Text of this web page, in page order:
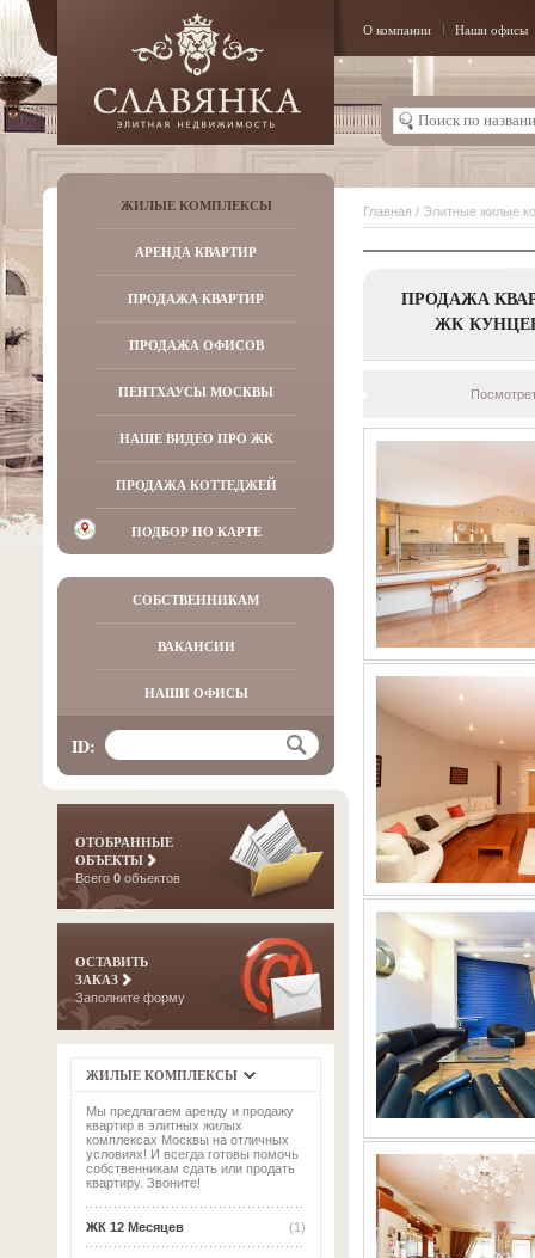
О компании Наши офисы
ЖИЛЫЕ КОМПЛЕКСЫ
АРЕНДА КВАРТИР
ПРОДАЖА КВАРТИР
ПРОДАЖА ОФИСОВ
ПЕНТХАУСЫ МОСКВЫ
НАШЕ ВИДЕО ПРО ЖК
ПРОДАЖА КОТТЕДЖЕЙ
ПОДБОР ПО КАРТЕ
СОБСТВЕННИКАМ
ВАКАНСИИ
НАШИ ОФИСЫ
ID:
ОТОБРАННЫЕ
ОБЪЕКТЫ
Всего 0 объектов
ОСТАВИТЬ
ЗАКАЗ
Заполните форму
ЖИЛЫЕ КОМПЛЕКСЫ
Мы предлагаем аренду и продажу
квартир в элитных жилых
комплексах Москвы на отличных
условиях! И всегда готовы помочь
собственникам сдать или продать
квартиру. Звоните!
(1)
ЖК 12 Месяцев
Главная / Элитные жилые
ПРОДАЖА
ЖК